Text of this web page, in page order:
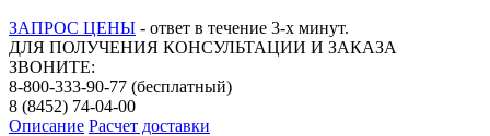
ЗАПРОС ЦЕНЫ - ответ в течение 3-х минут.
ДЛЯ ПОЛУЧЕНИЯ КОНСУЛЬТАЦИИ И ЗАКАЗА
ЗВОНИТЕ:
8-800-333-90-77 (бесплатный)
8 (8452) 74-04-00
Описание Расчет доставки